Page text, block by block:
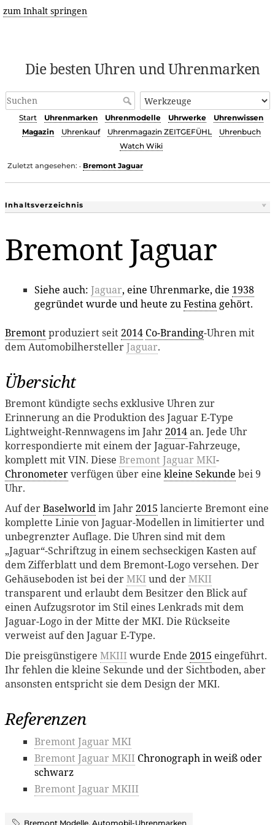
zum Inhalt springen
Die besten Uhren und Uhrenmarken
Start Uhrenmarken Uhrenmodelle Uhrwerke
Uhrenwissen
Magazin
Uhrenkauf Uhrenmagazin ZEITGEFÜHL
Uhrenbuch
Watch Wiki
Zuletzt angesehen: • Bremont Jaguar
Inhaltsverzeichnis
Bremont Jaguar
Siehe auch: Jaguar, eine Uhrenmarke, die 1938
gegründet wurde und heute zuFestinagehört.
Bremontproduziert seit2014 Co-Branding-Uhren mit
dem AutomobilherstellerJaguar.
Übersicht
Bremont kündigte sechs exklusive Uhren zur
Erinnerung an die Produktion des Jaguar E-Type
Lightweight-Rennwagens im Jahr2014an. Jede Uhr
korrespondierte mit einem der Jaguar-Fahrzeuge,
komplett mit VIN. Diese Bremont Jaguar MKI-
Chronometerverfügen über eine kleine Sekunde bei 9
Uhr.
Auf derBaselworldim Jahr2015 lancierte Bremont eine
komplette Linie von Jaguar-Modellen in limitierter und
unbegrenzter Auflage. Die Uhren sind mit dem
„Jaguar“-Schriftzug in einem sechseckigen Kasten auf
dem Zifferblatt und dem Bremont-Logo versehen. Der
Gehäuseboden ist bei derMKI und derMKII
transparent und erlaubt dem Besitzer den Blick auf
einen Aufzugsrotor im Stil eines Lenkrads mit dem
Jaguar-Logo in der Mitte der MKI. Die Rückseite
verweist auf den Jaguar E-Type.
Die preisgünstigere MKIII wurde Ende 2015 eingeführt.
Ihr fehlen die kleine Sekunde und der Sichtboden, aber
ansonsten entspricht sie dem Design der MKI.
Referenzen
Bremont Jaguar MKI
Bremont Jaguar MKII Chronograph in weiß oder
schwarz
Bremont Jaguar MKIII
Bremont Modelle, Automobil-Uhrenmarken